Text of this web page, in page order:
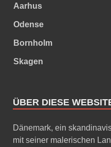
Aarhus
Odense
Bornholm
Skagen
ÜBER DIESE
Dänemark, ein
mit seiner malerischen